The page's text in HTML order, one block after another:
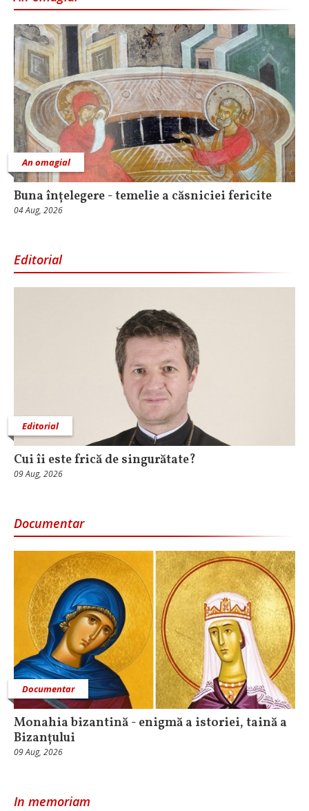
An omagial
Buna înțelegere - temelie a căsniciei fericite
04 Aug, 2026
Editorial
Editorial
Cui îi este frică de singurătate?
09 Aug, 2026
Documentar
Documentar
Monahia bizantină - enigmă a istoriei, taină a
Bizanțului
09 Aug, 2026
In memoriam